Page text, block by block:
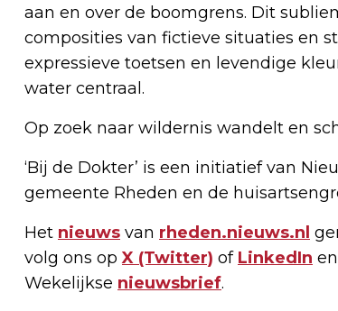
aan en over de boomgrens. Dit
composities van fictieve situaties en
expressieve toetsen en levendige
water centraal.
Op zoek naar wildernis wandelt en
‘Bij de Dokter’ is een initiatief van
gemeente Rheden en de
Het nieuws van rheden.nieuws.nl
volg ons opX (Twitter) of LinkedIn en
Wekelijkse nieuwsbrief.